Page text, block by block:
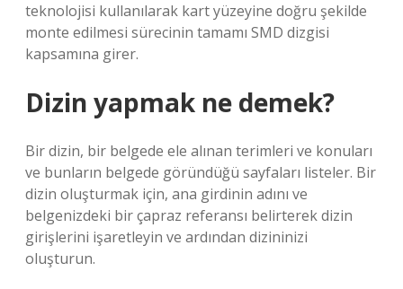
teknolojisi kullanılarak kart yüzeyine doğru şekilde
monte edilmesi sürecinin tamamı SMD dizgisi
kapsamına girer.
Dizin yapmak ne demek?
Bir dizin, bir belgede ele alınan terimleri ve konuları
ve bunların belgede göründüğü sayfaları listeler. Bir
dizin oluşturmak için, ana girdinin adını ve
belgenizdeki bir çapraz referansı belirterek dizin
girişlerini işaretleyin ve ardından dizininizi
oluşturun.